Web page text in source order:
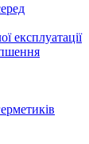
експлуатації